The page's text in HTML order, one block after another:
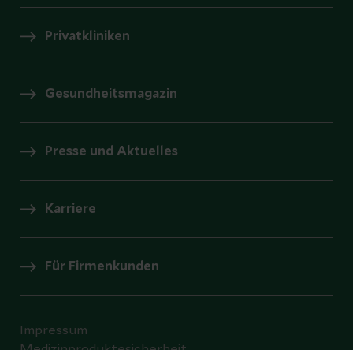
Privatkliniken
Gesundheitsmagazin
Presse und Aktuelles
Karriere
Für Firmenkunden
Impressum